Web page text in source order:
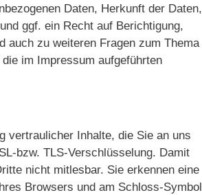
Daten, Herkunft der Daten,
ggf. ein Recht auf Berichtigung,
auch zu weiteren Fragen zum Thema
im Impressum aufgeführten
vertraulicher Inhalte, die Sie an uns
bzw. TLS-Verschlüsselung. Damit
nicht mitlesbar. Sie erkennen eine
Browsers und am Schloss-Symbol